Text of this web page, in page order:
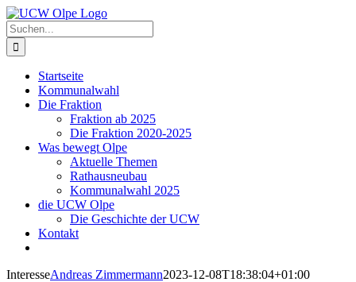
Zum
Inhalt
springen
Suche
nach:
Startseite
Kommunalwahl
Die Fraktion
Fraktion ab 2025
Die Fraktion 2020-2025
Was bewegt Olpe
Aktuelle Themen
Rathausneubau
Kommunalwahl 2025
die UCW Olpe
Die Geschichte der UCW
Kontakt
InteresseAndreas Zimmermann2023-12-08T18:38:04+01:00